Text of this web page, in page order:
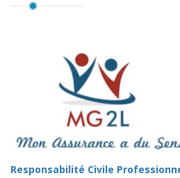
Responsabilité Civile